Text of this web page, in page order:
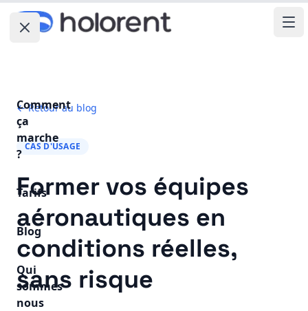
Fermer le menu
Comment
ça
marche
?
Tarifs
Blog
Qui
sommes
nous
← Retour au blog
CAS D'USAGE
Former vos équipes
aéronautiques en
conditions réelles,
sans risque